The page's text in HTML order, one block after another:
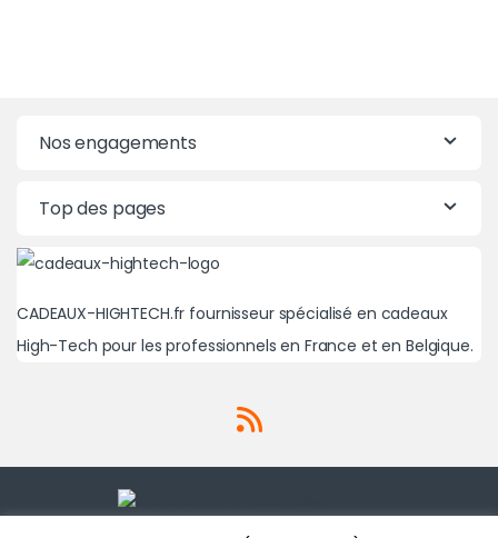
Nos engagements
Top des pages
CADEAUX-HIGHTECH.fr fournisseur spécialisé en cadeaux
High-Tech pour les professionnels en France et en Belgique.